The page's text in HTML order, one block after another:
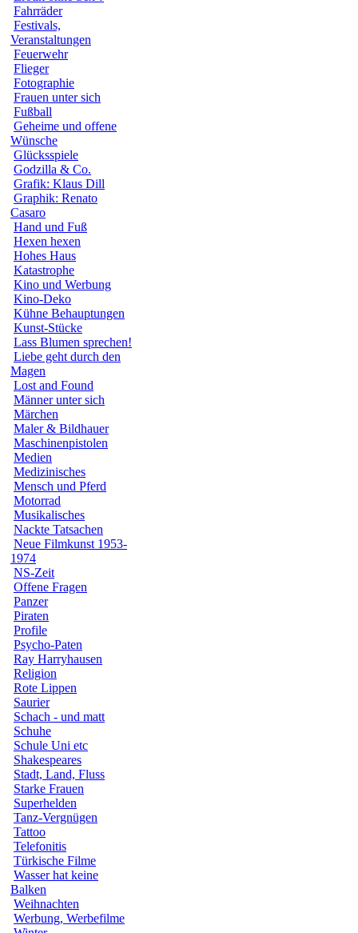
Fahrräder
Festivals,
Veranstaltungen
Feuerwehr
Flieger
Fotographie
Frauen unter sich
Fußball
Geheime und offene
Wünsche
Glücksspiele
Godzilla & Co.
Grafik: Klaus Dill
Graphik: Renato
Casaro
Hand und Fuß
Hexen hexen
Hohes Haus
Katastrophe
Kino und Werbung
Kino-Deko
Kühne Behauptungen
Kunst-Stücke
Lass Blumen sprechen!
Liebe geht durch den
Magen
Lost and Found
Männer unter sich
Märchen
Maler & Bildhauer
Maschinenpistolen
Medien
Medizinisches
Mensch und Pferd
Motorrad
Musikalisches
Nackte Tatsachen
Neue Filmkunst 1953-
1974
NS-Zeit
Offene Fragen
Panzer
Piraten
Profile
Psycho-Paten
Ray Harryhausen
Religion
Rote Lippen
Saurier
Schach - und matt
Schuhe
Schule Uni etc
Shakespeares
Stadt, Land, Fluss
Starke Frauen
Superhelden
Tanz-Vergnügen
Tattoo
Telefonitis
Türkische Filme
Wasser hat keine
Balken
Weihnachten
Werbung, Werbefilme